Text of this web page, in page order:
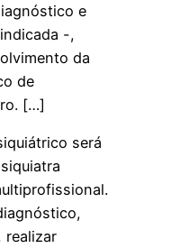
e
-,
da
de
[…]
será
realizar